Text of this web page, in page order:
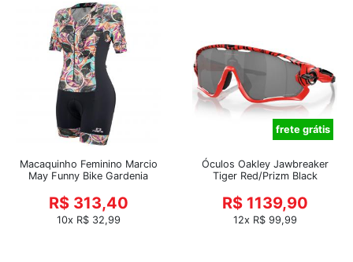
Macaquinho Feminino Marcio
May Funny Bike Gardenia
R$ 313,40
10x R$ 32,99
frete grátis
Óculos Oakley Jawbreaker
Tiger Red/Prizm Black
R$ 1139,90
12x R$ 99,99